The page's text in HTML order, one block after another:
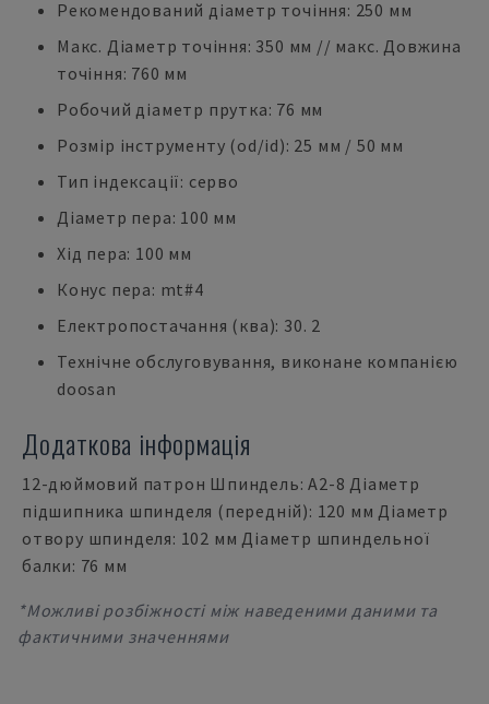
Рекомендований діаметр точіння: 250 мм
Макс. Діаметр точіння: 350 мм // макс. Довжина
точіння: 760 мм
Робочий діаметр прутка: 76 мм
Розмір інструменту (od/id): 25 мм / 50 мм
Тип індексації: серво
Діаметр пера: 100 мм
Хід пера: 100 мм
Конус пера: mt#4
Електропостачання (ква): 30. 2
Технічне обслуговування, виконане компанією
doosan
Додаткова інформація
12-дюймовий патрон Шпиндель: A2-8 Діаметр
підшипника шпинделя (передній): 120 мм Діаметр
отвору шпинделя: 102 мм Діаметр шпиндельної
балки: 76 мм
*Можливі розбіжності між наведеними даними та
фактичними значеннями